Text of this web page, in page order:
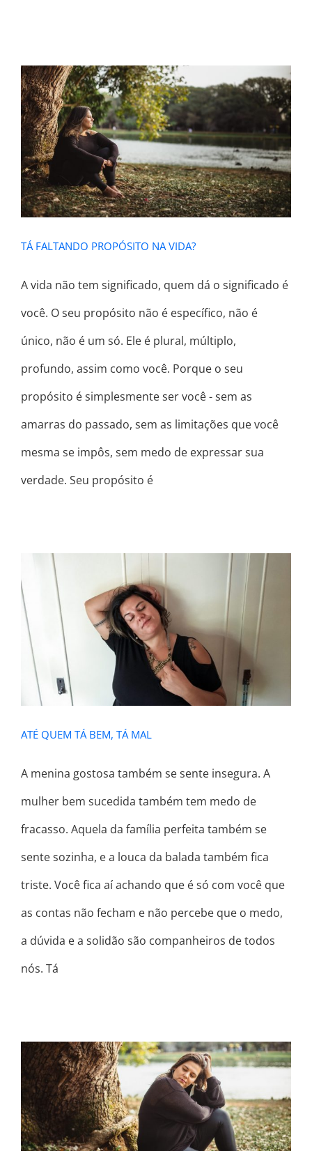
TÁ FALTANDO PROPÓSITO NA VIDA?
TÁ FALTANDO PROPÓSITO NA VIDA?
A vida não tem significado, quem dá o significado é
você. O seu propósito não é específico, não é
único, não é um só. Ele é plural, múltiplo,
profundo, assim como você. Porque o seu
propósito é simplesmente ser você - sem as
amarras do passado, sem as limitações que você
mesma se impôs, sem medo de expressar sua
verdade. Seu propósito é
ATÉ QUEM TÁ BEM, TÁ MAL
ATÉ QUEM TÁ BEM, TÁ MAL
A menina gostosa também se sente insegura. A
mulher bem sucedida também tem medo de
fracasso. Aquela da família perfeita também se
sente sozinha, e a louca da balada também fica
triste. Você fica aí achando que é só com você que
as contas não fecham e não percebe que o medo,
a dúvida e a solidão são companheiros de todos
nós. Tá
QUANDO MEU CORAÇÃO ME
CHAMA PRA UM LADO E MINHA
RAZÃO PRA OUTRO